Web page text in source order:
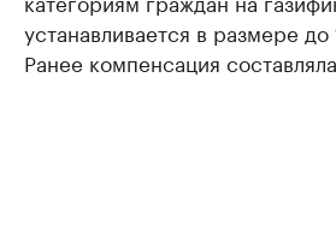
устанавливается в размере
Ранее компенсация